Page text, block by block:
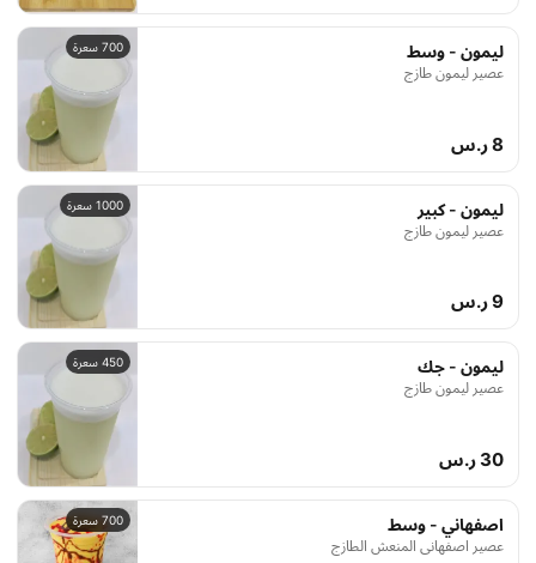
700 سعرة ليمون - وسط
عصير ليمون طازج
8 ر.س
1000 سعرة ليمون - كبير
عصير ليمون طازج
9 ر.س
450 سعرة ليمون - جك
عصير ليمون طازج
30 ر.س
700 سعرة اصفهاني - وسط
عصير اصفهاني المنعش الطازج